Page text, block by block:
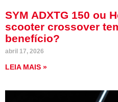
SYM ADXTG 150 ou
scooter crossover
benefício?
abril 17, 2026
LEIA MAIS »